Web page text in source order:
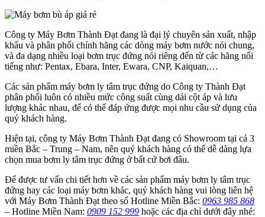
Công ty Máy Bơm Thành Đạt đang là đại lý chuyên sản xuất, nhập
khẩu và phân phối chính hãng các dòng máy bơm nước nói chung,
và đa dạng nhiều loại bơm trục đứng nói riêng đến từ các hãng nổi
tiếng như: Pentax, Ebara, Inter, Ewara, CNP, Kaiquan,…
Các sản phẩm máy bơm ly tâm trục đứng do Công ty Thành Đạt
phân phối luôn có nhiều mức công suất cùng dải cột áp và lưu
lượng khác nhau, để có thể đáp ứng được mọi nhu cầu sử dụng của
quý khách hàng.
Hiện tại, công ty Máy Bơm Thành Đạt đang có Showroom tại cả 3
miền Bắc – Trung – Nam, nên quý khách hàng có thể dễ dàng lựa
chọn mua bơm ly tâm trục đứng ở bất cứ bơi đâu.
Để được tư vấn chi tiết hơn về các sản phẩm máy bơm ly tâm trục
đứng hay các loại máy bơm khác, quý khách hàng vui lòng liên hệ
với Máy Bơm Thành Đạt theo số Hotline Miền Bắc: 0963 985 868
– Hotline Miền Nam: 0909 152 999 hoặc các địa chỉ dưới đây nhé: